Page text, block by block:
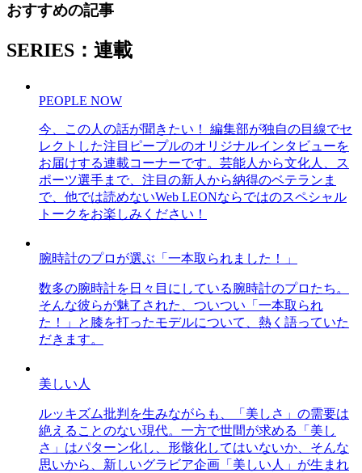
おすすめの記事
SERIES：連載
PEOPLE NOW
今、この人の話が聞きたい！ 編集部が独自の目線でセ
レクトした注目ピープルのオリジナルインタビューを
お届けする連載コーナーです。芸能人から文化人、ス
ポーツ選手まで、注目の新人から納得のベテランま
で、他では読めないWeb LEONならではのスペシャル
トークをお楽しみください！
腕時計のプロが選ぶ「一本取られました！」
数多の腕時計を日々目にしている腕時計のプロたち。
そんな彼らが魅了された、ついつい「一本取られ
た！」と膝を打ったモデルについて、熱く語っていた
だきます。
美しい人
ルッキズム批判を生みながらも、「美しさ」の需要は
絶えることのない現代。一方で世間が求める「美し
さ」はパターン化し、形骸化してはいないか、そんな
思いから、新しいグラビア企画「美しい人」が生まれ